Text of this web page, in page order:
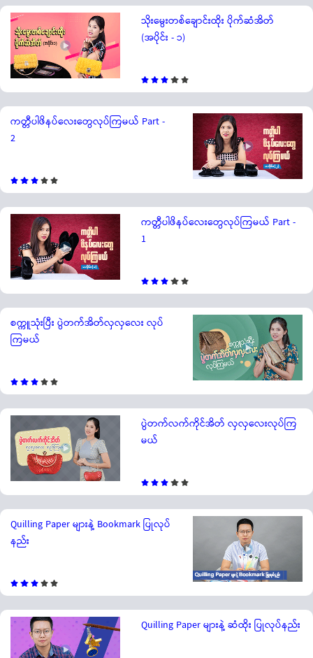
သိုးမွေးတစ်ချောင်းထိုး ပိုက်ဆံအိတ်
(အပိုင်း - ၁)
ကတ္တီပါဖိနပ်လေးတွေလုပ်ကြမယ် Part -
2
ကတ္တီပါဖိနပ်လေးတွေလုပ်ကြမယ် Part -
1
စက္ကူသုံးပြီး ပွဲတက်အိတ်လှလှလေး လုပ်
ကြမယ်
ပွဲတက်လက်ကိုင်အိတ် လှလှလေးလုပ်ကြ
မယ်
Quilling Paper များနဲ့ Bookmark ပြုလုပ်
နည်း
Quilling Paper များနဲ့ ဆံထိုး ပြုလုပ်နည်း